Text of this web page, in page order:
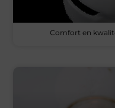
Comfort en